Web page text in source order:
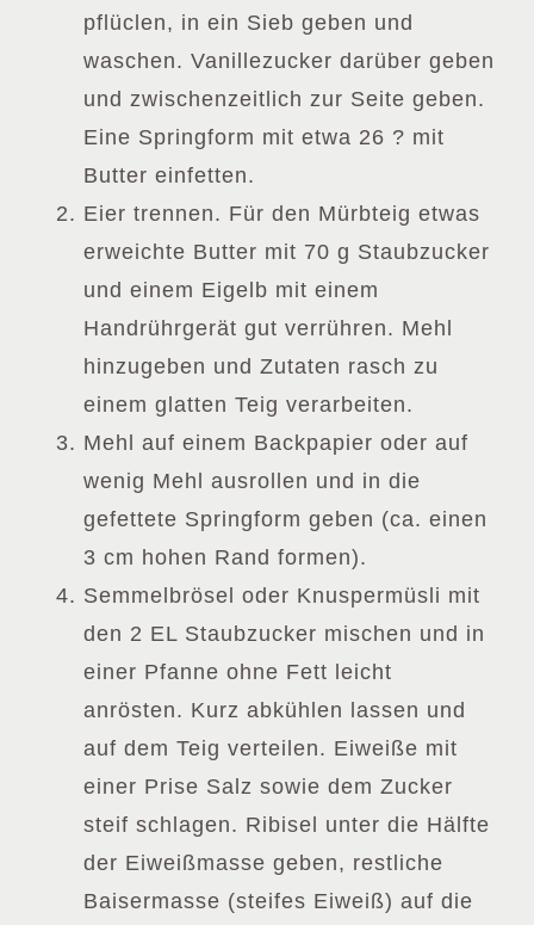
pflüclen, in ein Sieb geben und
waschen. Vanillezucker darüber geben
und zwischenzeitlich zur Seite geben.
Eine Springform mit etwa 26 ? mit
Butter einfetten.
Eier trennen. Für den Mürbteig etwas
erweichte Butter mit 70 g Staubzucker
und einem Eigelb mit einem
Handrührgerät gut verrühren. Mehl
hinzugeben und Zutaten rasch zu
einem glatten Teig verarbeiten.
Mehl auf einem Backpapier oder auf
wenig Mehl ausrollen und in die
gefettete Springform geben (ca. einen
3 cm hohen Rand formen).
Semmelbrösel oder Knuspermüsli mit
den 2 EL Staubzucker mischen und in
einer Pfanne ohne Fett leicht
anrösten. Kurz abkühlen lassen und
auf dem Teig verteilen. Eiweiße mit
einer Prise Salz sowie dem Zucker
steif schlagen. Ribisel unter die Hälfte
der Eiweißmasse geben, restliche
Baisermasse (steifes Eiweiß) auf die